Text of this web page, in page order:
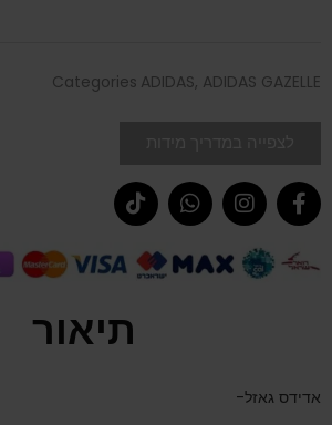
Categories ADIDAS, ADIDAS GAZELLE
תיאור
אדידס גאזל-